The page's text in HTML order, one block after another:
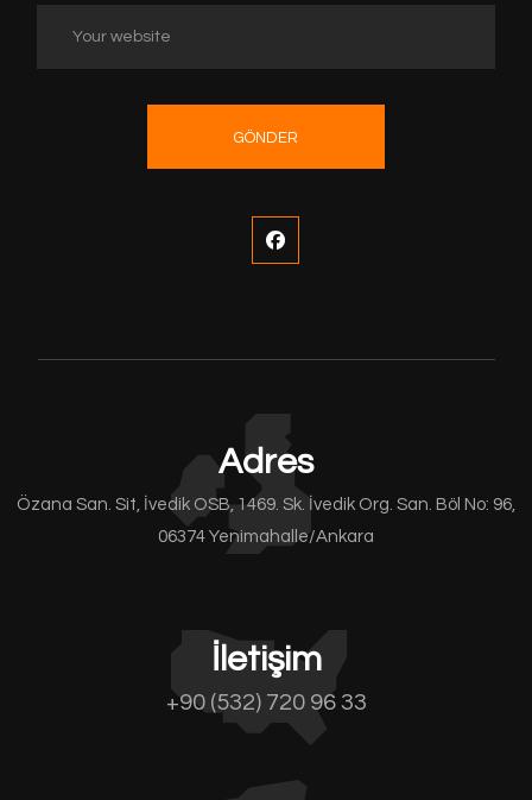
GÖNDER
Adres
Özana San. Sit, İvedik OSB, 1469. Sk. İvedik Org. San. Böl No: 96,
06374 Yenimahalle/Ankara
İletişim
+90 (532) 720 96 33